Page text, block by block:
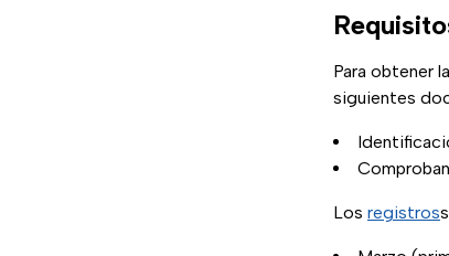
Para obtener la
siguientes
Los registros